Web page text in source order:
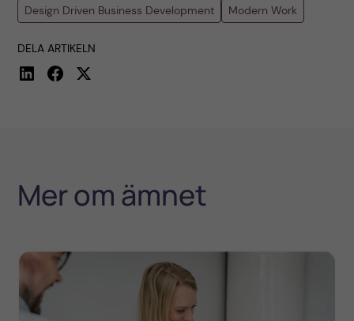
Design Driven Business Development
Modern Work
DELA ARTIKELN
Mer om ämnet